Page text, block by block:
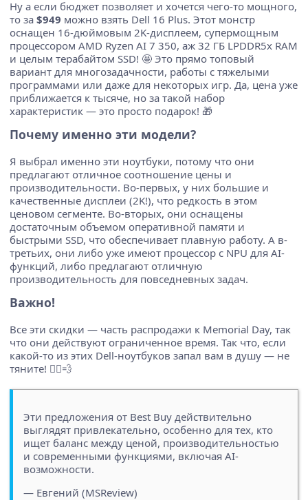
Ну а если бюджет позволяет и хочется чего-то мощного,
то за $949 можно взять Dell 16 Plus. Этот монстр
оснащен 16-дюймовым 2K-дисплеем, супермощным
процессором AMD Ryzen AI 7 350, аж 32 ГБ LPDDR5x RAM
и целым терабайтом SSD! 🤩 Это прямо топовый
вариант для многозадачности, работы с тяжелыми
программами или даже для некоторых игр. Да, цена уже
приближается к тысяче, но за такой набор
характеристик — это просто подарок! 🎁
Почему именно эти модели?
Я выбрал именно эти ноутбуки, потому что они
предлагают отличное соотношение цены и
производительности. Во-первых, у них большие и
качественные дисплеи (2K!), что редкость в этом
ценовом сегменте. Во-вторых, они оснащены
достаточным объемом оперативной памяти и
быстрыми SSD, что обеспечивает плавную работу. А в-
третьих, они либо уже имеют процессор с NPU для AI-
функций, либо предлагают отличную
производительность для повседневных задач.
Важно!
Все эти скидки — часть распродажи к Memorial Day, так
что они действуют ограниченное время. Так что, если
какой-то из этих Dell-ноутбуков запал вам в душу — не
тяните! 🏃‍♂️💨
Эти предложения от Best Buy действительно
выглядят привлекательно, особенно для тех, кто
ищет баланс между ценой, производительностью
и современными функциями, включая AI-
возможности.
— Евгений (MSReview)